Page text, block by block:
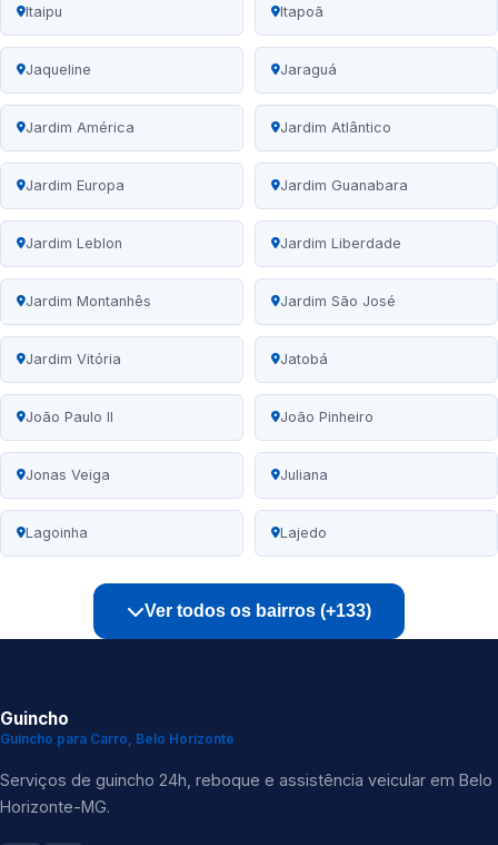
Itaipu Itapoã
Jaqueline Jaraguá
Jardim América Jardim Atlântico
Jardim Europa Jardim Guanabara
Jardim Leblon Jardim Liberdade
Jardim Montanhês Jardim São José
Jardim Vitória Jatobá
João Paulo II João Pinheiro
Jonas Veiga Juliana
Lagoinha Lajedo
Ver todos os bairros (+133)
Guincho
Guincho para Carro, Belo Horizonte
Serviços de guincho 24h, reboque e assistência veicular em Belo
Horizonte-MG.